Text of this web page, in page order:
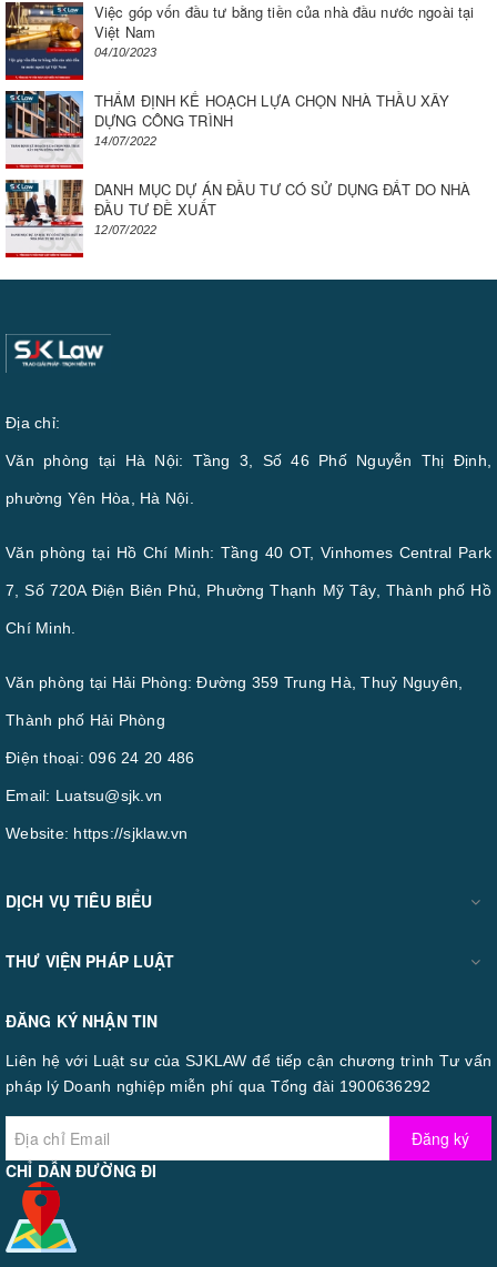
Việc góp vốn đầu tư bằng tiền của nhà đầu nước ngoài tại
Việt Nam
04/10/2023
THẨM ĐỊNH KẾ HOẠCH LỰA CHỌN NHÀ THẦU XÂY
DỰNG CÔNG TRÌNH
14/07/2022
DANH MỤC DỰ ÁN ĐẦU TƯ CÓ SỬ DỤNG ĐẤT DO NHÀ
ĐẦU TƯ ĐỀ XUẤT
12/07/2022
Địa chỉ:
Văn phòng tại Hà Nội: Tầng 3, Số 46 Phố Nguyễn Thị Định,
phường Yên Hòa, Hà Nội.
Văn phòng tại Hồ Chí Minh: Tầng 40 OT, Vinhomes Central Park
7, Số 720A Điện Biên Phủ, Phường Thạnh Mỹ Tây, Thành phố Hồ
Chí Minh.
Văn phòng tại Hải Phòng: Đường 359 Trung Hà, Thuỷ Nguyên,
Thành phố Hải Phòng
Điện thoại: 096 24 20 486
Email: Luatsu@sjk.vn
Website: https://sjklaw.vn
DỊCH VỤ TIÊU BIỂU
THƯ VIỆN PHÁP LUẬT
ĐĂNG KÝ NHẬN TIN
Liên hệ với Luật sư của SJKLAW để tiếp cận chương trình Tư vấn
pháp lý Doanh nghiệp miễn phí qua Tổng đài 1900636292
Đăng ký
CHỈ DẪN ĐƯỜNG ĐI